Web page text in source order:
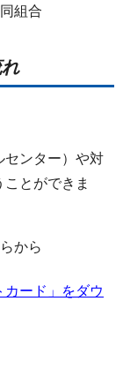
組合
ンター）や対
とができま
から
カード」をダウ